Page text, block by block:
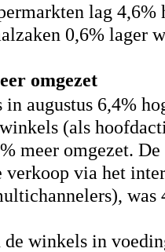
lag 4,6%
0,6% lager
omgezet
augustus 6,4%
(als
meer omgezet.
via het
was
winkels in